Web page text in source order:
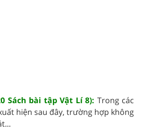
Sách bài tập Vật Lí 8): Trong các
hiện sau đây, trường hợp không